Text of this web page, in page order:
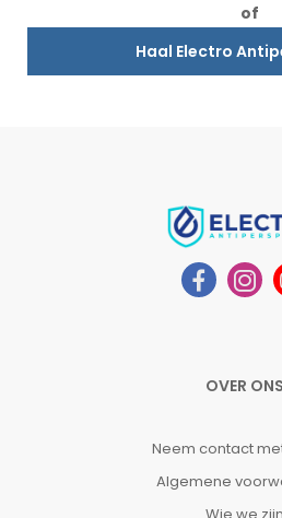
of
Haal Electro
OVER ONS
Neem contact
Algemene